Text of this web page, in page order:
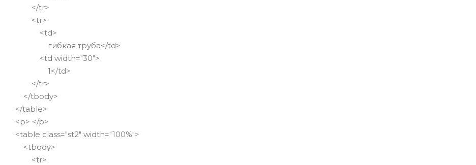
</tr>
<tr>
<td>
гибкая труба</td>
<td width="30">
1</td>
</tr>
</tbody>
</table>
<p> </p>
<table class="st2" width="100%">
<tbody>
<tr>